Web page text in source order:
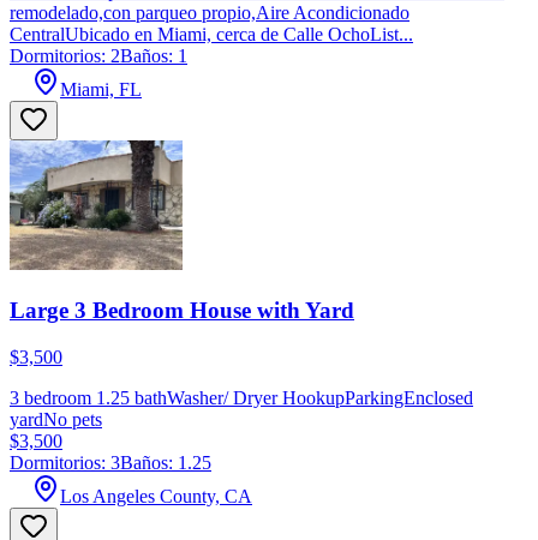
remodelado,con parqueo propio,Aire Acondicionado
CentralUbicado en Miami, cerca de Calle OchoList...
Dormitorios: 2Baños: 1
Miami, FL
Large 3 Bedroom House with Yard
$3,500
3 bedroom 1.25 bathWasher/ Dryer HookupParkingEnclosed
yardNo pets
$3,500
Dormitorios: 3Baños: 1.25
Los Angeles County, CA